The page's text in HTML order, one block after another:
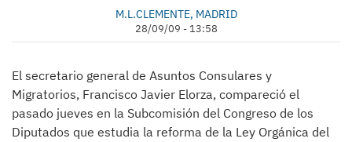
M.L.CLEMENTE, MADRID
28/09/09 - 13:58
El secretario general de Asuntos Consulares y
Migratorios, Francisco Javier Elorza, compareció el
pasado jueves en la Subcomisión del Congreso de los
Diputados que estudia la reforma de la Ley Orgánica del